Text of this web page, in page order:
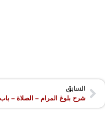
السابق
شرح بلوغ المرام – الصلاة – باب